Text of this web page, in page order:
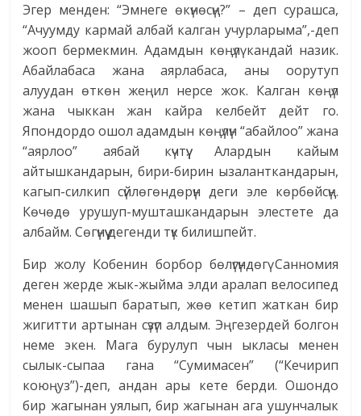
Эгер менден: “Эмнеге өкүнөсүң?” – деп сурашса,
“Ачуумду кармай албай калган учурларыма”,-деп
жооп бермекмин. Адамдын көңүлү кандай назик.
Абайлабаса жана аярлабаса, аны оорутуп
алуудан өткөн жеңил нерсе жок. Калган көңүл
жана чыккан жан кайра келбейт дейт го.
Япондордо ошол адамдын көңүлүн “абайлоо” жана
“аярлоо” аябай күчтүү. Алардын кайым
айтышкандарын, бири-бирин ызаланткандарын,
кагып-силкип сүйлөгөндөрүн деги эле көрбөйсүң.
Көчөдө урушуп-мушташкандарын элестете да
албайм. Сөгүнүү дегенди түк билишпейт.
Бир жолу Кобенин борбор бөлүгүндөгү Санномия
деген жерде жык-жыйма элди аралап велосипед
менен шашып баратып, жөө кетип жаткан бир
жигитти артынан сүзүп алдым. Эңгезердей болгон
неме экен. Мага бурулуп чын ыкласы менен
сылык-сыпаа гана “Сумимасен” (“Кечирип
коюңуз”)-деп, андан ары кете берди. Ошондо
бир жагынан уялып, бир жагынан ага ушунчалык